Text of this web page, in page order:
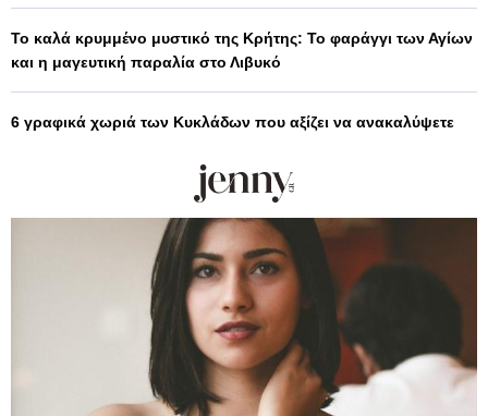
Το καλά κρυμμένο μυστικό της Κρήτης: Το φαράγγι των Αγίων
και η μαγευτική παραλία στο Λιβυκό
6 γραφικά χωριά των Κυκλάδων που αξίζει να ανακαλύψετε